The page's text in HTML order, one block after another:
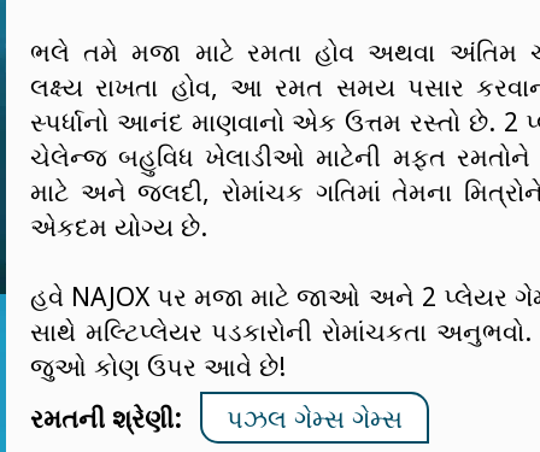
ભલે તમે મજા માટે રમતા હોવ અથવા અંતિમ
લક્ષ્ય રાખતા હોવ, આ રમત સમય પસાર
સ્પર્ધાનો આનંદ માણવાનો એક ઉત્તમ રસ્તો છે.
ચેલેન્જ બહુવિધ ખેલાડીઓ માટેની મફત રમતોને
માટે અને જલદી, રોમાંચક ગતિમાં તેમના
એકદમ યોગ્ય છે.
હવે NAJOX પર મજા માટે જાઓ અને 2 પ્લેયર
સાથે મલ્ટિપ્લેયર પડકારોની રોમાંચકતા
જુઓ કોણ ઉપર આવે છે!
રમતની શ્રેણી:
પઝલ ગેમ્સ ગેમ્સ